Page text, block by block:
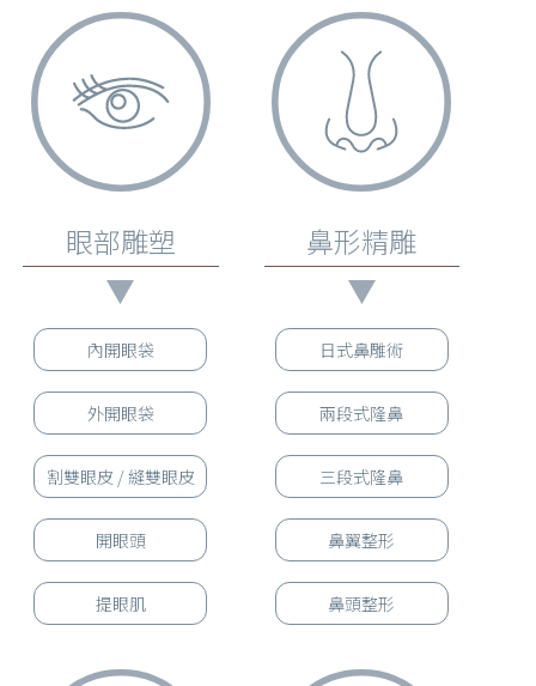
眼部雕塑
內開眼袋
外開眼袋
割雙眼皮 / 縫雙眼皮
開眼頭
提眼肌
鼻形精雕
日式鼻雕術
兩段式隆鼻
三段式隆鼻
鼻翼整形
鼻頭整形